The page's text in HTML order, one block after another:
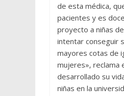
de esta médica,
pacientes y es
proyecto a niñas
intentar conseguir
mayores cotas de
mujeres», reclama
desarrollado su
niñas en la